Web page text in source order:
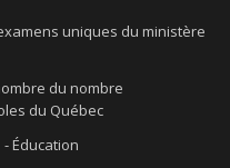
uniques du ministère
du nombre
du Québec
- Éducation